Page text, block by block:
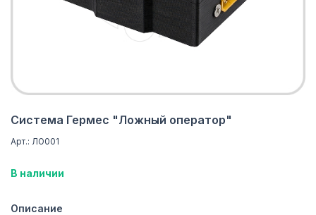
Система Гермес "Ложный оператор"
Арт.: ЛО001
В наличии
Описание